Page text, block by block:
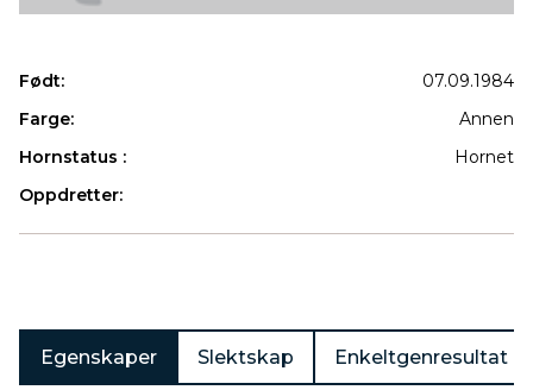
Født:
07.09.1984
Farge:
Annen
Hornstatus :
Hornet
Oppdretter:
Egenskaper Slektskap Enkeltgenresultat